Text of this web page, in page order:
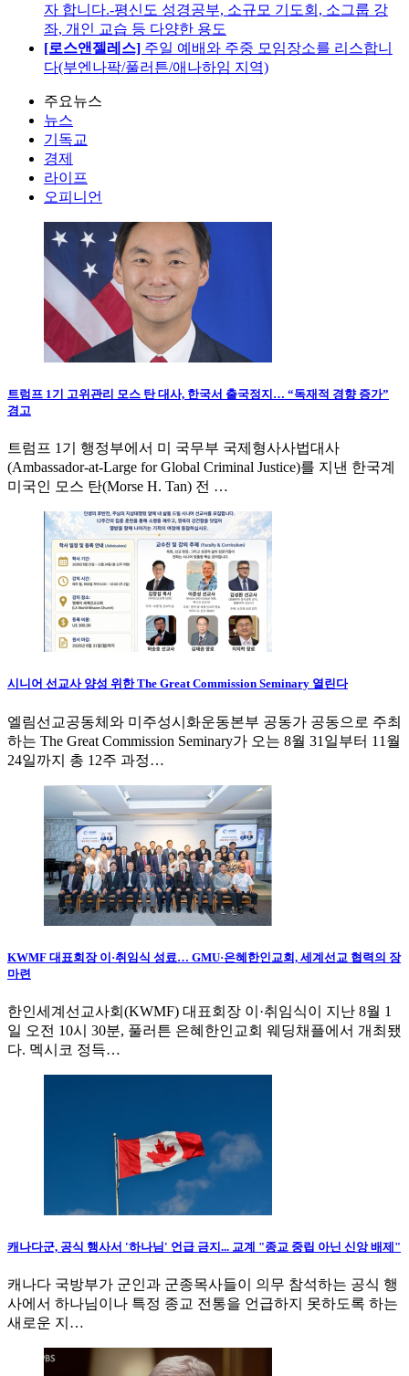
자 합니다.-평신도 성경공부, 소규모 기도회, 소그룹 강
좌, 개인 교습 등 다양한 용도
[로스앤젤레스] 주일 예배와 주중 모임장소를 리스합니
다(부엔나팍/풀러튼/애나하임 지역)
주요뉴스
뉴스
기독교
경제
라이프
오피니언
트럼프 1기 고위관리 모스 탄 대사, 한국서 출국정지… “독재적 경향 증가”
경고
트럼프 1기 행정부에서 미 국무부 국제형사사법대사
(Ambassador-at-Large for Global Criminal Justice)를 지낸 한국계
미국인 모스 탄(Morse H. Tan) 전 …
시니어 선교사 양성 위한 The Great Commission Seminary 열린다
엘림선교공동체와 미주성시화운동본부 공동가 공동으로 주최
하는 The Great Commission Seminary가 오는 8월 31일부터 11월
24일까지 총 12주 과정…
KWMF 대표회장 이·취임식 성료… GMU·은혜한인교회, 세계선교 협력의 장
마련
한인세계선교사회(KWMF) 대표회장 이·취임식이 지난 8월 1
일 오전 10시 30분, 풀러튼 은혜한인교회 웨딩채플에서 개최됐
다. 멕시코 정득…
캐나다군, 공식 행사서 '하나님' 언급 금지... 교계 "종교 중립 아닌 신앙 배제"
캐나다 국방부가 군인과 군종목사들이 의무 참석하는 공식 행
사에서 하나님이나 특정 종교 전통을 언급하지 못하도록 하는
새로운 지…